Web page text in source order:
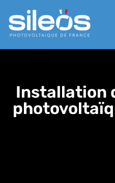
Installation